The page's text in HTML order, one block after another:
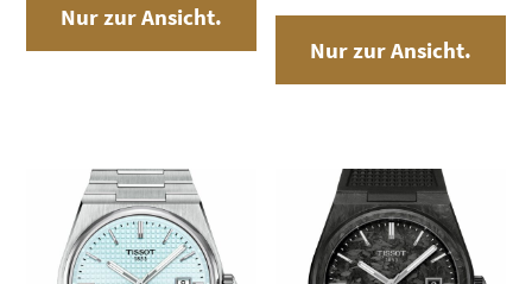
Nur zur Ansicht.
Nur zur Ansicht.